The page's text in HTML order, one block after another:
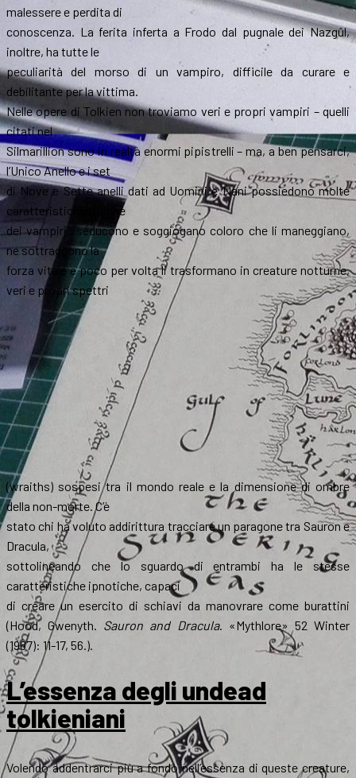
malessere e perdita di
conoscenza. La ferita inferta a Frodo dal pugnale dei Nazgûl,
inoltre, ha tutte le
peculiarità del morso di un vampiro, difficile da curare e
debilitante per la vittima.
Nelle opere di Tolkien non troviamo veri e propri vampiri – quelli
citati nel
Silmarillion sono in realtà enormi pipistrelli – ma, a ben pensarci,
l’Unico Anello e i set
di Nove e Sette anelli dati ad Uomini e Nani possiedono molte
caratteristiche tipiche
dei vampiri: seducono e soggiogano coloro che li maneggiano,
ne sottraggono la
forza vitale e poco per volta li trasformano in creature notturne,
veri e propri spettri
(wraiths) sospesi tra il mondo reale e la dimensione di ombre
della non-morte. C’è
stato chi ha voluto addirittura tracciare un paragone tra Sauron e
Dracula,
sottolineando che lo sguardo di entrambi ha le stesse
caratteristiche ipnotiche, capaci
di creare un esercito di schiavi da manovrare come burattini
(Hood, Gwenyth. Sauron and Dracula. «Mythlore» 52 Winter
(1987): 11-17, 56.).
L’essenza degli undead
tolkieniani
Volendo addentrarci più a fondo nell’essenza di queste creature,